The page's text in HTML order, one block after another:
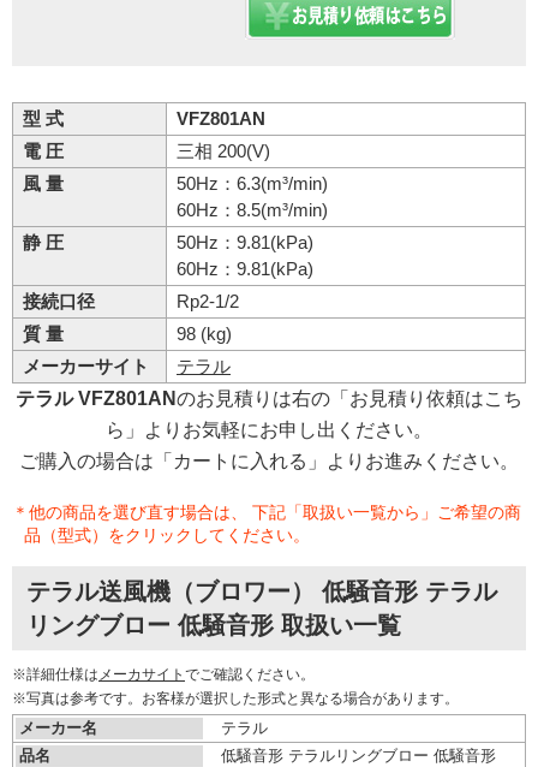
型 式
VFZ801AN
電 圧
三相 200(V)
風 量
50Hz：6.3(m³/min)
60Hz：8.5(m³/min)
静 圧
50Hz：9.81(kPa)
60Hz：9.81(kPa)
接続口径
Rp2-1/2
質 量
98 (kg)
メーカーサイト
テラル
テラル VFZ801ANのお見積りは右の「お見積り依頼はこち
ら」よりお気軽にお申し出ください。
ご購入の場合は「カートに入れる」よりお進みください。
＊他の商品を選び直す場合は、 下記「取扱い一覧から」ご希望の商
品（型式）をクリックしてください。
テラル送風機（ブロワー） 低騒音形 テラル
リングブロー 低騒音形 取扱い一覧
※詳細仕様は メーカサイト でご確認ください。
※写真は参考です。お客様が選択した形式と異なる場合があります。
メーカー名
テラル
品名
低騒音形 テラルリングブロー 低騒音形